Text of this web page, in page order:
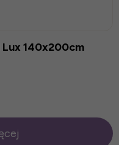
140x200cm